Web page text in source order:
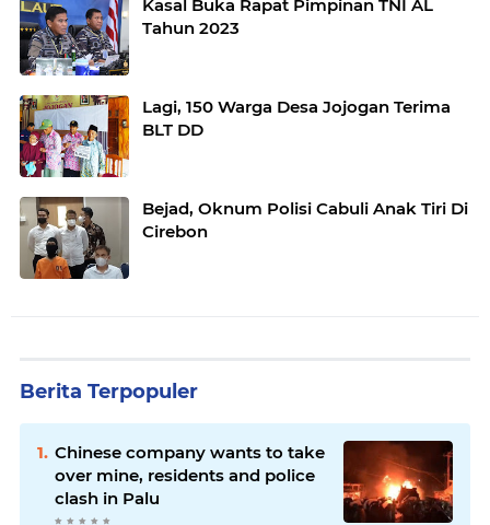
Kasal Buka Rapat Pimpinan TNI AL
Tahun 2023
Lagi, 150 Warga Desa Jojogan Terima
BLT DD
Bejad, Oknum Polisi Cabuli Anak Tiri Di
Cirebon
Berita Terpopuler
Chinese company wants to take
over mine, residents and police
clash in Palu